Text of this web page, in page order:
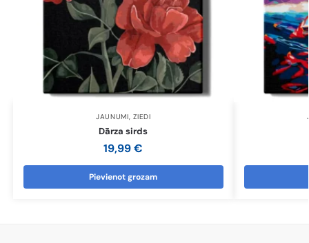
JAUNUMI,ZIEDI
Dārza sirds
19,99€
Pievienot grozam